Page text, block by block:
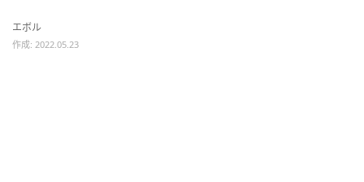
エボル
作成: 2022.05.23